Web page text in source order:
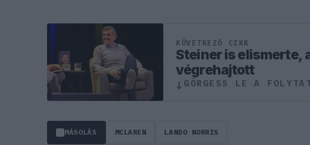
KÖVETKEZŐ CIKK
Steiner is elismerte,
végrehajtott
↓ GÖRGESS LE A
MÁSOLÁS MCLAREN LANDO NORRIS